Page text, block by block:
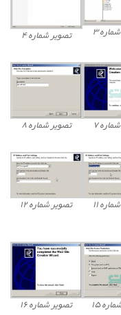
۳ تصویر شماره ۴
۷ تصویر شماره ۸
۱۱ تصویر شماره ۱۲
۱۵ تصویر شماره ۱۶